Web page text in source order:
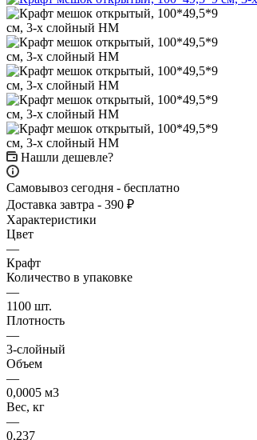
Нашли дешевле?
Самовывоз сегодня - бесплатно
Доставка завтра - 390 ₽
Характеристики
Цвет
—
Крафт
Количество в упаковке
—
1100 шт.
Плотность
—
3-слойный
Объем
—
0,0005 м3
Вес, кг
—
0,237